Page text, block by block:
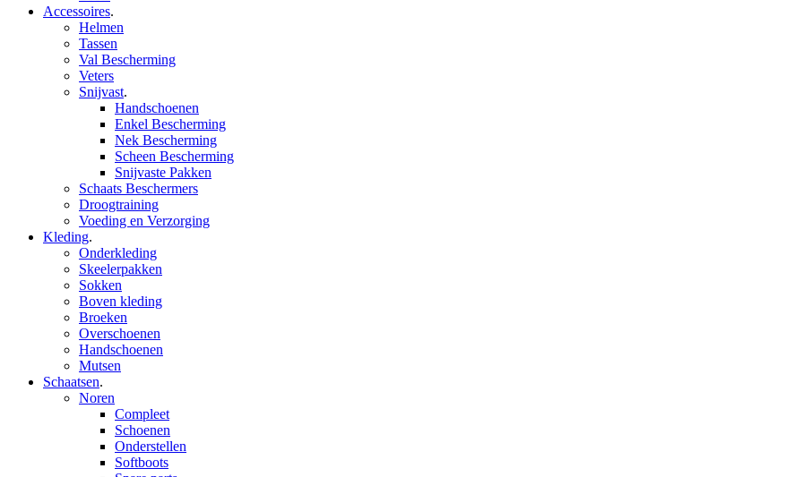
Accessoires.
Helmen
Tassen
Val Bescherming
Veters
Snijvast.
Handschoenen
Enkel Bescherming
Nek Bescherming
Scheen Bescherming
Snijvaste Pakken
Schaats Beschermers
Droogtraining
Voeding en Verzorging
Kleding.
Onderkleding
Skeelerpakken
Sokken
Boven kleding
Broeken
Overschoenen
Handschoenen
Mutsen
Schaatsen.
Noren
Compleet
Schoenen
Onderstellen
Softboots